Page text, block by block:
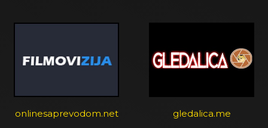
onlinesaprevodom.net gledalica.me